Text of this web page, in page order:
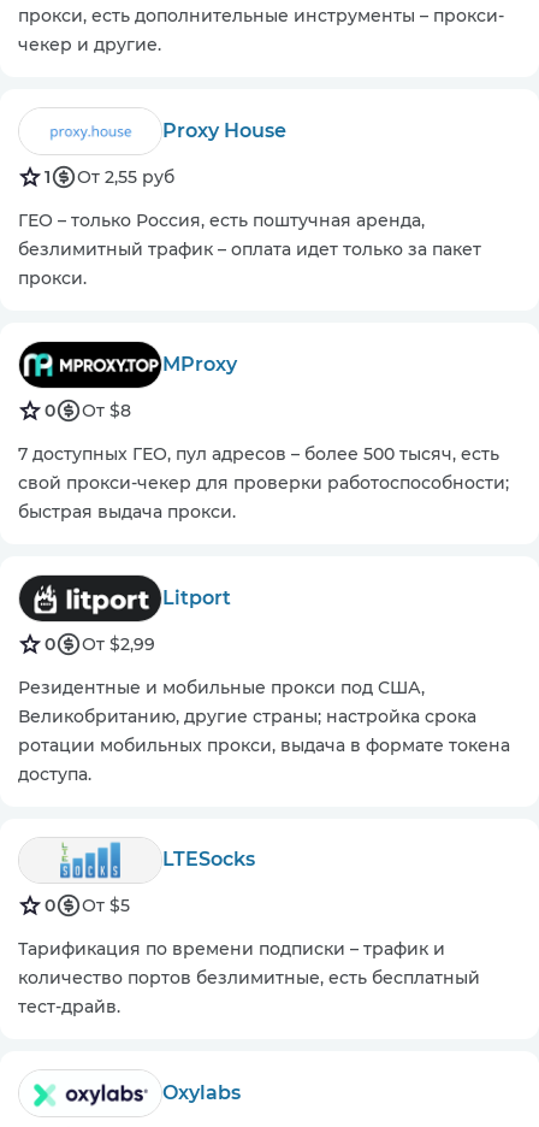
прокси, есть дополнительные инструменты – прокси-
чекер и другие.
Proxy House
1
От 2,55 руб
ГЕО – только Россия, есть поштучная аренда,
безлимитный трафик – оплата идет только за пакет
прокси.
MProxy
0
От $8
7 доступных ГЕО, пул адресов – более 500 тысяч, есть
свой прокси-чекер для проверки работоспособности;
быстрая выдача прокси.
Litport
0
От $2,99
Резидентные и мобильные прокси под США,
Великобританию, другие страны; настройка срока
ротации мобильных прокси, выдача в формате токена
доступа.
LTESocks
0
От $5
Тарификация по времени подписки – трафик и
количество портов безлимитные, есть бесплатный
тест-драйв.
Oxylabs